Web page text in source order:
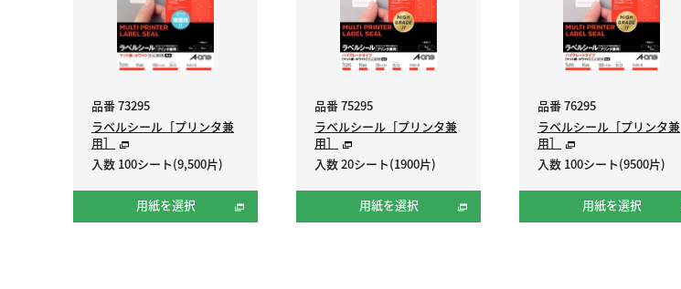
品番 73295
ラベルシール［プリンタ兼
用］
入数 100シート(9,500片)
用紙を選択
品番 75295
ラベルシール［プリンタ兼
用］
入数 20シート(1900片)
用紙を選択
品番 76295
ラベルシール［プリンタ兼
用］
入数 100シート(9500片)
用紙を選択